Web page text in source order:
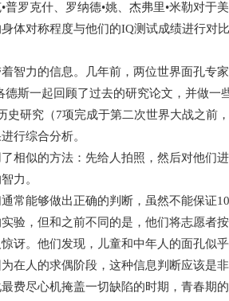
普罗克什、罗纳德•姚、杰弗里•米勒对于
体对称程度与他们的IQ测试成绩进行对
智力的信息。几年前，两位世界面孔专
德斯一起回顾了过去的研究论文，并做一
史研究（7项完成于第二次世界大战之前
行综合分析。
相似的方法：先给人拍照，然后对他们
力。
常能够做出正确的判断，虽然不能保证
验，但和之前不同的是，他们将志愿者按
讶。他们发现，儿童和中年人的面孔似
在人的求偶阶段，这种信息判断应该是
费尽心机掩盖一切缺陷的时期，青春期